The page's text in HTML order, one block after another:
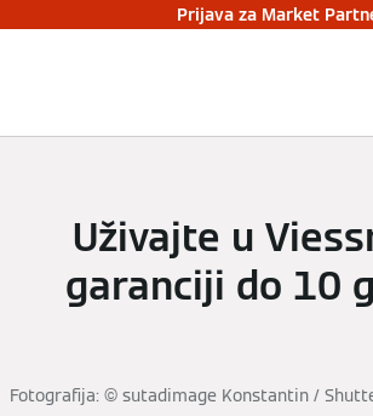
Prijava za Market
Uživajte u
garanciji do 10
Fotografija: © sutadimage Konstantin /